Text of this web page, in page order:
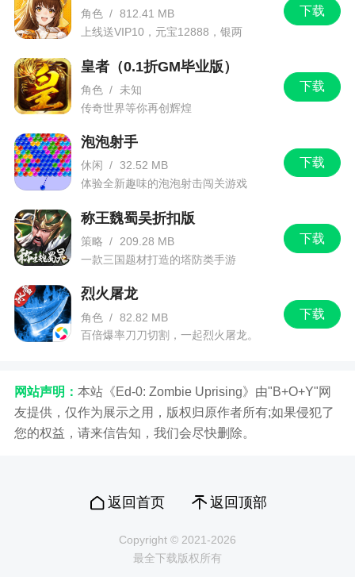
下载
角色 / 812.41 MB
上线送VIP10，元宝12888，银两
下载
皇者（0.1折GM毕业版）
角色 /
未知
传奇世界等你再创辉煌
下载
泡泡射手
休闲 / 32.52 MB
体验全新趣味的泡泡射击闯关游戏
下载
称王魏蜀吴折扣版
策略 /
209.28 MB
一款三国题材打造的塔防类手游
下载
烈火屠龙
角色 / 82.82 MB
百倍爆率刀刀切割，一起烈火屠龙。
网站声明： 本站《Ed-0: Zombie Uprising》由"B+O+Y"网
友提供，仅作为展示之用，版权归原作者所有;如果侵犯了
您的权益，请来信告知，我们会尽快删除。
返回首页 返回顶部
Copyright © 2021-2026
最全下载版权所有